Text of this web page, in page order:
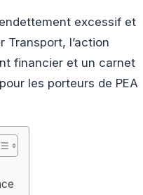
excessif et
Transport, l’action
financier et un carnet
les porteurs de PEA